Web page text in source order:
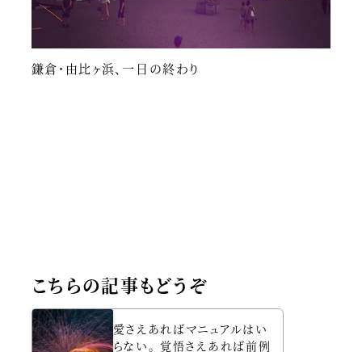
鎌倉・由比ヶ浜、一日の終わり
こちらの記事もどうぞ
愛さえあればマニュアルはい
らない。 覚悟さえあれば前例